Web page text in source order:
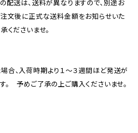
配送は、送料が異なりますので、別途お
注文後に正式な送料金額をお知らせいた
くださいませ。
、入荷時期より１～３週間ほど発送が
。 予めご了承の上ご購入くださいませ。